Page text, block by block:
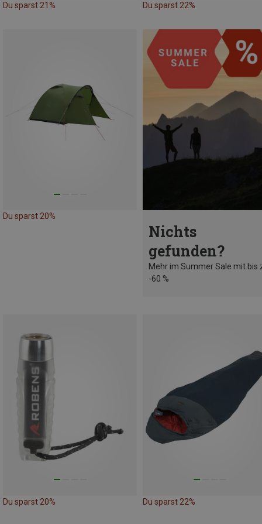
Du sparst 21% Du sparst 22%
Du sparst 20%
Nichts
gefunden?
Mehr im Summer Sale mit bis
-60 %
Du sparst 20% Du sparst 22%